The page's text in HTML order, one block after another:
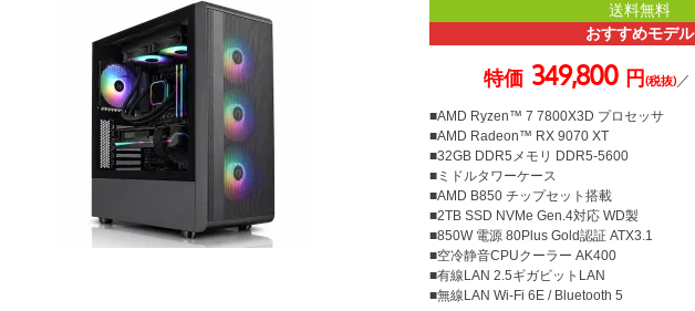
送料無料
おすすめモデル
特価 349,800 円(税抜)／
■AMD Ryzen™ 7 7800X3D プロセッサ
■AMD Radeon™ RX 9070 XT
■32GB DDR5メモリ DDR5-5600
■ミドルタワーケース
■AMD B850 チップセット搭載
■2TB SSD NVMe Gen.4対応 WD製
■850W 電源 80Plus Gold認証 ATX3.1
■空冷静音CPUクーラー AK400
■有線LAN 2.5ギガビットLAN
■無線LAN Wi-Fi 6E / Bluetooth 5